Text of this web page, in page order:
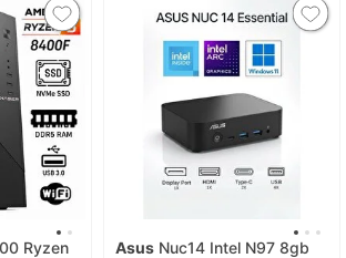
Ryzen
Asus Nuc14 Intel N97 8gb